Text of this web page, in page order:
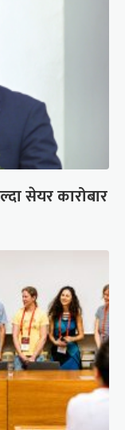
सेयर कारोबार